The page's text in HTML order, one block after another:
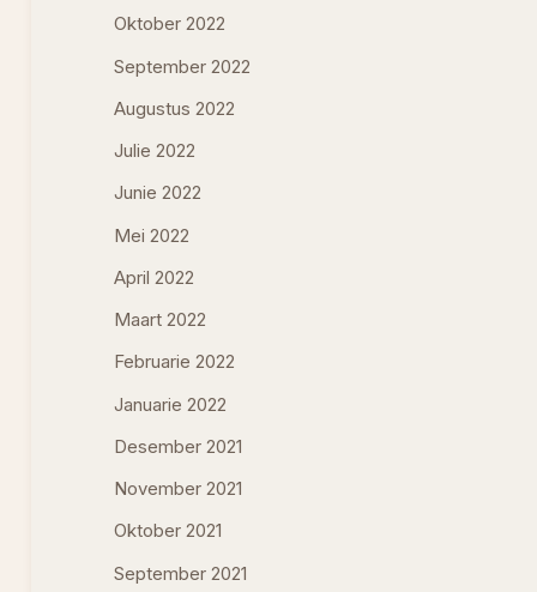
Oktober 2022
September 2022
Augustus 2022
Julie 2022
Junie 2022
Mei 2022
April 2022
Maart 2022
Februarie 2022
Januarie 2022
Desember 2021
November 2021
Oktober 2021
September 2021